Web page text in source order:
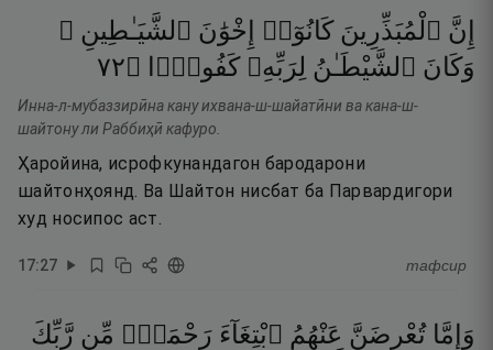
إِنَّ ٱلْمُبَذِّرِينَ كَانُوٓا۟ إِخْوَٰنَ ٱلشَّيَـٰطِينِ ۖ
وَكَانَ ٱلشَّيْطَـٰنُ لِرَبِّهِۦ كَفُورًۭا ۝٢٧
Инна-л-мубаззирӣна кану ихвана-ш-шайатӣни ва кана-ш-
шайтону ли Раббиҳӣ кафуро.
Ҳаройина, исрофкунандагон бародарони
шайтонҳоянд. Ва Шайтон нисбат ба Парвардигори
худ носипос аст.
17:27 тафсир
وَإِمَّا تُعْرِضَنَّ عَنْهُمُ ٱبْتِغَآءَ رَحْمَةٍۢ مِّن رَّبِّكَ